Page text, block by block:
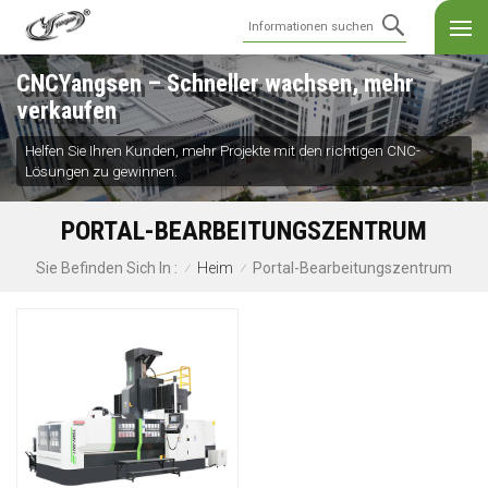
CNCYangsen – Schneller wachsen, mehr
verkaufen
Helfen Sie Ihren Kunden, mehr Projekte mit den richtigen CNC-
Lösungen zu gewinnen.
PORTAL-BEARBEITUNGSZENTRUM
Sie Befinden Sich In : / Heim / Portal-Bearbeitungszentrum